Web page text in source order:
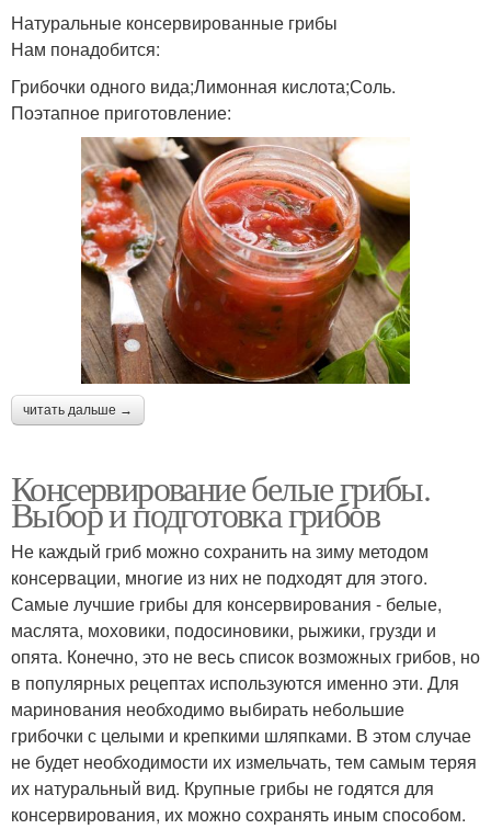
Натуральные консервированные грибы
Нам понадобится:
Грибочки одного вида;Лимонная кислота;Соль.
Поэтапное приготовление:
читать дальше →
Консервирование белые грибы.
Выбор и подготовка грибов
Не каждый гриб можно сохранить на зиму методом
консервации, многие из них не подходят для этого.
Самые лучшие грибы для консервирования - белые,
маслята, моховики, подосиновики, рыжики, грузди и
опята. Конечно, это не весь список возможных грибов, но
в популярных рецептах используются именно эти. Для
маринования необходимо выбирать небольшие
грибочки с целыми и крепкими шляпками. В этом случае
не будет необходимости их измельчать, тем самым теряя
их натуральный вид. Крупные грибы не годятся для
консервирования, их можно сохранять иным способом.